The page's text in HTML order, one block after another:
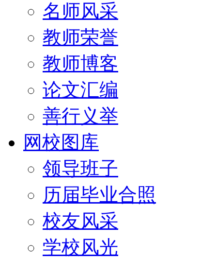
名师风采
教师荣誉
教师博客
论文汇编
善行义举
网校图库
领导班子
历届毕业合照
校友风采
学校风光